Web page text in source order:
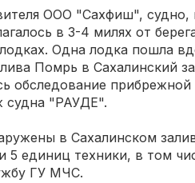
ООО "Сахфиш", судно,
в 3-4 милях от
Одна лодка пошла
Помрь в Сахалинский
обследование
судна "РАУДЕ".
в Сахалинском
и 5 единиц техники, в том
ГУ МЧС.